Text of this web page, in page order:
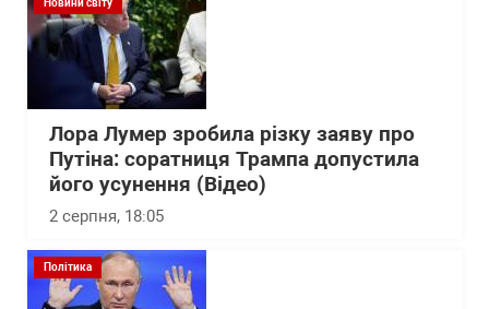
Новини світу
Лора Лумер зробила різку заяву про
Путіна: соратниця Трампа допустила
його усунення (Відео)
2 серпня, 18:05
Політика